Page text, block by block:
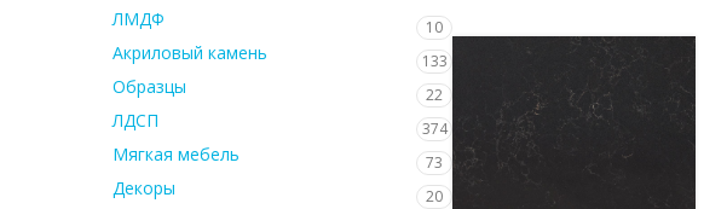
ЛМДФ 10
Акриловый камень 133
Образцы 22
ЛДСП 374
Мягкая мебель 73
Декоры 20